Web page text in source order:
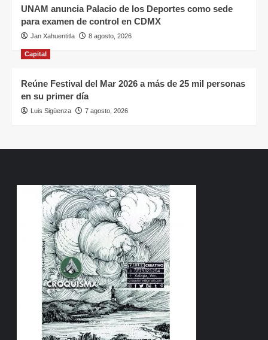
UNAM anuncia Palacio de los Deportes como sede
para examen de control en CDMX
Jan Xahuentitla 8 agosto, 2026
Capital
Reúne Festival del Mar 2026 a más de 25 mil personas
en su primer día
Luis Sigüenza 7 agosto, 2026